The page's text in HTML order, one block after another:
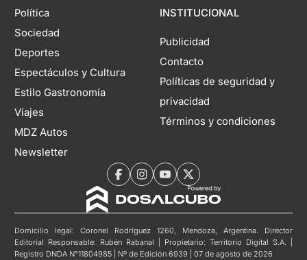
Política
Sociedad
Deportes
Espectáculos y Cultura
Estilo Gastronomía
Viajes
MDZ Autos
Newsletter
INSTITUCIONAL
Publicidad
Contacto
Políticas de seguridad y
privacidad
Términos y condiciones
Domicilio legal: Coronel Rodríguez 1260, Mendoza, Argentina. Director
Editorial Responsable: Rubén Rabanal | Propietario: Territorio Digital S.A. |
Registro DNDA N°11804985 | Nº de Edición 6939 | 07 de agosto de 2026